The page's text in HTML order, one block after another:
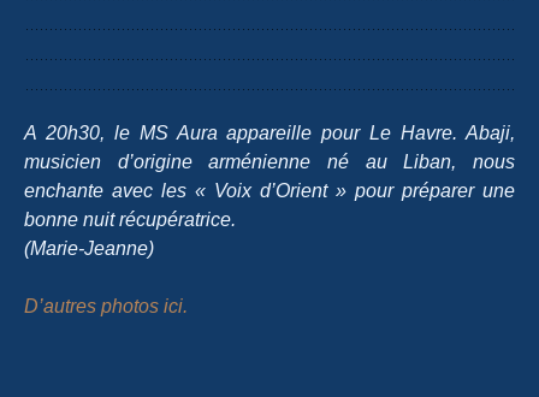
A 20h30, le MS Aura appareille pour Le Havre. Abaji,
musicien d’origine arménienne né au Liban, nous
enchante avec les « Voix d’Orient » pour préparer une
bonne nuit récupératrice.
(Marie-Jeanne)
D’autres photos ici.